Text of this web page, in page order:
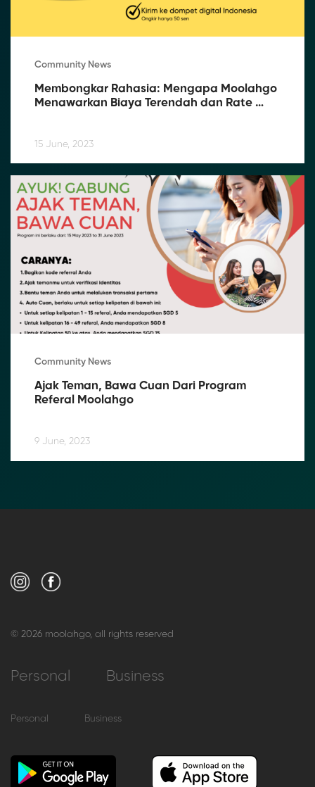
Community News
Membongkar Rahasia: Mengapa Moolahgo
Menawarkan Biaya Terendah dan Rate
15 June, 2023
Community News
Ajak Teman, Bawa Cuan Dari Program
Referal Moolahgo
9 June, 2023
© 2026 moolahgo, all rights reserved
Personal Business
Personal Business